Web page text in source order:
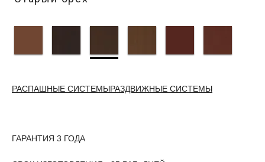
РАСПАШНЫЕ СИСТЕМЫРАЗДВИЖНЫЕ СИСТЕМЫ
ГАРАНТИЯ 3 ГОДА